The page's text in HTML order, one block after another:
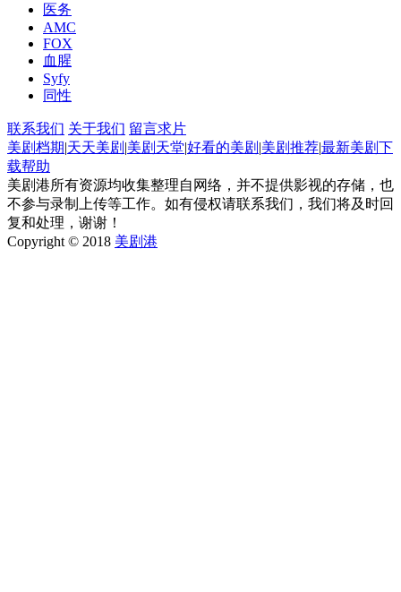
医务
AMC
FOX
血腥
Syfy
同性
联系我们 关于我们 留言求片
美剧档期|天天美剧 |美剧天堂|好看的美剧 |美剧推荐|最新美剧下
载帮助
美剧港所有资源均收集整理自网络，并不提供影视的存储，也
不参与录制上传等工作。如有侵权请联系我们，我们将及时回
复和处理，谢谢！
Copyright © 2018 美剧港